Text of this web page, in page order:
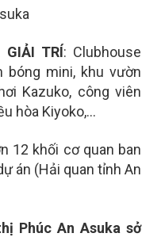
GIẢI TRÍ: Clubhouse
bóng mini, khu vườn
Kazuko, công viên
hòa Kiyoko,…
12 khối cơ quan ban
án (Hải quan tỉnh An
Phúc An Asuka sở